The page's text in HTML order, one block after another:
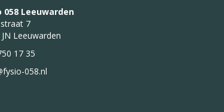
058 Leeuwarden
7
Leeuwarden
17 35
058.nl